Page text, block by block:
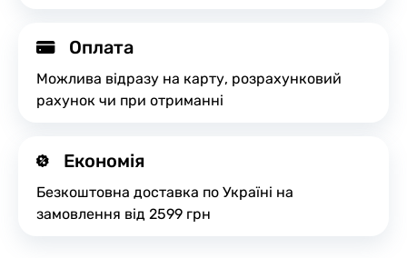
Оплата
Можлива відразу на карту, розрахунковий
рахунок чи при отриманні
Економія
Безкоштовна доставка по Україні на
замовлення від 2599 грн